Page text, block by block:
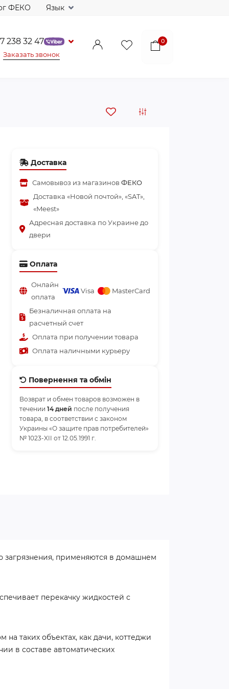
ФЕКО Язык
238 32 47
Заказать звонок
0
Доставка
Самовывоз из магазинов ФЕКО
Доставка «Новой почтой», «SAT»,
«Meest»
Адресная доставка по Украине до
двери
Оплата
Онлайн
оплата
Visa MasterCard
Безналичная оплата на
расчетный счет
Оплата при получении товара
Оплата наличными курьеру
Повернення та обмін
Возврат и обмен товаров возможен в
течении 14 дней после получения
товара, в соответствии с законом
Украины «О защите прав потребителей»
№ 1023-XII от 12.05.1991 г.
загрязнения, применяются в домашнем
перекачку жидкостей с
таких объектах, как дачи, коттеджи
в составе автоматических